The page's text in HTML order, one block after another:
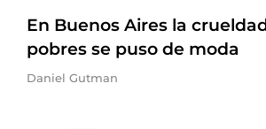
En Buenos Aires la
pobres se puso de moda
Daniel Gutman